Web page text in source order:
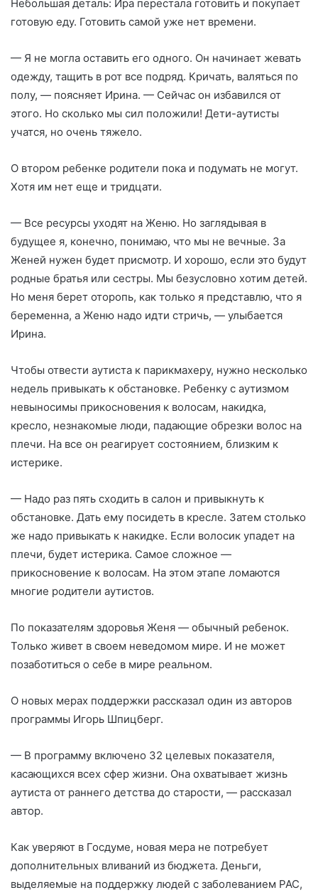
Небольшая деталь: Ира перестала готовить и покупает
готовую еду. Готовить самой уже нет времени.
— Я не могла оставить его одного. Он начинает жевать
одежду, тащить в рот все подряд. Кричать, валяться по
полу, — поясняет Ирина. — Сейчас он избавился от
этого. Но сколько мы сил положили! Дети-аутисты
учатся, но очень тяжело.
О втором ребенке родители пока и подумать не могут.
Хотя им нет еще и тридцати.
— Все ресурсы уходят на Женю. Но заглядывая в
будущее я, конечно, понимаю, что мы не вечные. За
Женей нужен будет присмотр. И хорошо, если это будут
родные братья или сестры. Мы безусловно хотим детей.
Но меня берет оторопь, как только я представлю, что я
беременна, а Женю надо идти стричь, — улыбается
Ирина.
Чтобы отвести аутиста к парикмахеру, нужно несколько
недель привыкать к обстановке. Ребенку с аутизмом
невыносимы прикосновения к волосам, накидка,
кресло, незнакомые люди, падающие обрезки волос на
плечи. На все он реагирует состоянием, близким к
истерике.
— Надо раз пять сходить в салон и привыкнуть к
обстановке. Дать ему посидеть в кресле. Затем столько
же надо привыкать к накидке. Если волосик упадет на
плечи, будет истерика. Самое сложное —
прикосновение к волосам. На этом этапе ломаются
многие родители аутистов.
По показателям здоровья Женя — обычный ребенок.
Только живет в своем неведомом мире. И не может
позаботиться о себе в мире реальном.
О новых мерах поддержки рассказал один из авторов
программы Игорь Шпицберг.
— В программу включено 32 целевых показателя,
касающихся всех сфер жизни. Она охватывает жизнь
аутиста от раннего детства до старости, — рассказал
автор.
Как уверяют в Госдуме, новая мера не потребует
дополнительных вливаний из бюджета. Деньги,
выделяемые на поддержку людей с заболеванием РАС,